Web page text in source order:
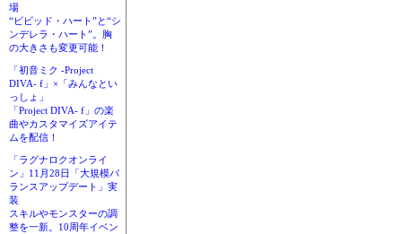
場
“ビビッド・ハート”と“シ
ンデレラ・ハート”。胸
の大きさも変更可能！
「初音ミク -Project
DIVA- f」×「みんなとい
っしょ」
「Project DIVA- f」の楽
曲やカスタマイズアイテ
ムを配信！
「ラグナロクオンライ
ン」11月28日「大規模バ
ランスアップデート」実
装
スキルやモンスターの調
整を一新。10周年イベン